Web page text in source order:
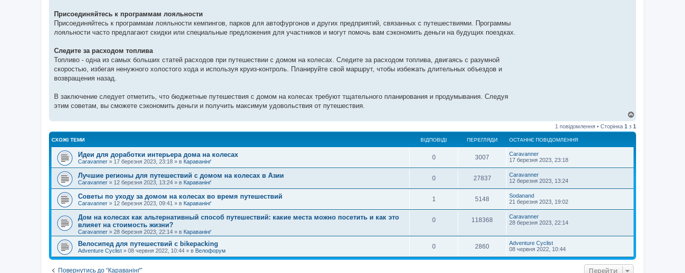
Присоединяйтесь к программам лояльности
Присоединяйтесь к программам лояльности кемпингов, парков для автофургонов и других предприятий, связанных с путешествиями. Программы
лояльности часто предлагают скидки или специальные предложения для участников и могут помочь вам сэкономить деньги на будущих поездках.
Следите за расходом топлива
Топливо - одна из самых больших статей расходов при путешествии с домом на колесах. Следите за расходом топлива, двигаясь с разумной
скоростью, избегая ненужного холостого хода и используя круиз-контроль. Планируйте свой маршрут, чтобы избежать длительных объездов и
возвращения назад.
В заключение следует отметить, что бюджетные путешествия с домом на колесах требуют тщательного планирования и продумывания. Следуя
этим советам, вы сможете сэкономить деньги и получить максимум удовольствия от путешествия.
г
о
1 повідомлення • Сторінка 1 з 1
СХОЖІ ТЕМИ ВІДПОВІДІ ПЕРЕГЛЯДИ ОСТАННЄ ПОВІДОМЛЕННЯ
Идеи для доработки интерьера дома на колесах
Caravanner » 17 березня 2023, 23:18 » в Караванінґ
0 3007
Caravanner
17 березня 2023, 23:18
Лучшие регионы для путешествий с домом на колесах в Азии
Caravanner » 12 березня 2023, 13:24 » в Караванінґ
0 27837
Caravanner
12 березня 2023, 13:24
Советы по уходу за домом на колесах во время путешествий
Caravanner » 12 березня 2023, 09:41 » в Караванінґ
1 5148
Sodanand
21 березня 2023, 19:02
Дом на колесах как альтернативный способ путешествий: какие места можно посетить и как это
влияет на стоимость жизни?
Caravanner » 28 березня 2023, 22:14 » в Караванінґ
0 118368
Caravanner
28 березня 2023, 22:14
Велосипед для путешествий с bikepacking
Adventure Cyclist » 08 червня 2022, 10:44 » в Велофорум
0 2860
Adventure Cyclist
08 червня 2022, 10:44
Повернутись до “Караванінґ” Перейти